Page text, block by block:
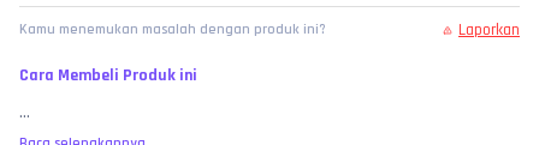
Kamu menemukan masalah dengan produk ini? Laporkan
Cara Membeli Produk ini
...